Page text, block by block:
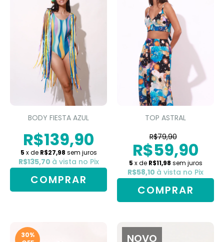
BODY FIESTA AZUL
R$139,90
5 x de R$27,98 sem juros
R$135,70 à vista no Pix
COMPRAR
TOP ASTRAL
R$79,90
R$59,90
5 x de R$11,98 sem juros
R$58,10 à vista no Pix
COMPRAR
30%
NOVO